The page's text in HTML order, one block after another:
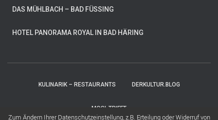
DAS MÜHLBACH – BAD FÜSSING
HOTEL PANORAMA ROYAL IN BAD HÄRING
KULINARIK – RESTAURANTS DERKULTUR.BLOG
MOSI-TRIFFT
Zum Ändern Ihrer Datenschutzeinstellung, z.B. Erteilung oder Widerruf von